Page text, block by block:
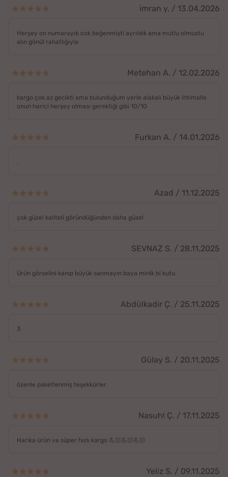
imran y. / 13.04.2026
Herşey on numaraydı cok beğenmişti ayrıldık ama mutlu olmustu
alın gönül rahatlığıyla
Metehan A. / 12.02.2026
kargo çok az gecikti ama bulunduğum yerle alakalı büyük ihtimalle
onun harici herşey olması gerektiği gibi 10/10
Furkan A. / 14.01.2026
.
Azad / 11.12.2025
çok güzel kaliteli göründüğünden daha güzel
SEVNAZ S. / 28.11.2025
Ürün görselini kanıp büyük sanmayın baya minik bi kutu
Abdülkadir Ç. / 25.11.2025
3
Gülay S. / 20.11.2025
özenle paketlenmiş teşekkürler
Nasuhl Ç. / 17.11.2025
Harika ürün ve süper hızlı kargo 💪🏻💪🏻💪🏻
Yeliz S. / 09.11.2025